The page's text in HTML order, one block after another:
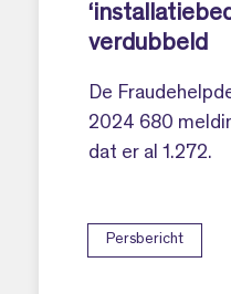
verdubbeld
De
2024 680
dat er al 1.272.
Persbericht